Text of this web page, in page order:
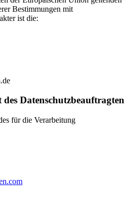
Bestimmungen mit
ist die:
Datenschutzbeauftragten
für die Verarbeitung